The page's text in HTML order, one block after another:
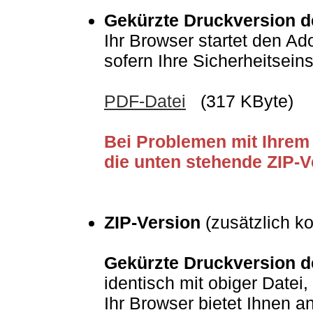
Gekürzte Druckversion
Ihr Browser startet den
sofern Ihre
PDF-Datei (317 KByte)
Bei Problemen mit
die unten stehende ZIP-
ZIP-Version (zusätzlich
Gekürzte Druckversion
identisch mit obiger
Ihr Browser bietet Ihnen